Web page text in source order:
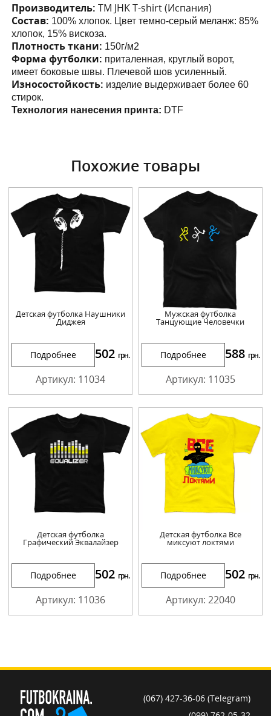
Производитель:ТМ JHK T-shirt (Испания)
Состав: 100% хлопок. Цвет темно-серый меланж: 85%
хлопок, 15% вискоза.
Плотность ткани: 150г/м2
Форма футболки: приталенная, круглый ворот,
имеет боковые швы. Плечевой шов усиленный.
Износостойкость: изделие выдерживает более 60
стирок.
Технология нанесения принта: DTF
Похожие товары
Детская футболка Наушники
Диджея
Подробнее 502 грн.
Артикул: 11034
Мужская футболка
Танцующие Человечки
Подробнее 588 грн.
Артикул: 11035
Детская футболка
Графический Эквалайзер
Подробнее 502 грн.
Артикул: 11036
Детская футболка Все
миксуют локтями
Подробнее 502 грн.
Артикул: 22040
(067) 427-36-06 (Telegram)